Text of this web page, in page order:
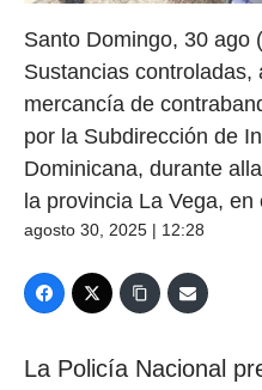
Santo Domingo, 30 ago
Sustancias
mercancía de
por la Subdirección de
Dominicana, durante
la provincia La Vega, en
agosto 30, 2025 | 12:28
La Policía Nacional